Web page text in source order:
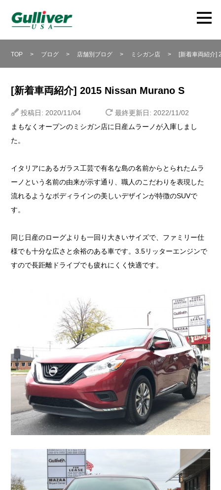
TOP > ブログ > 店舗別ブログ > ミシガン店 > [新着車両紹介]
[新着車両紹介] 2015 Nissan Murano S
投稿日: 2020/11/04
最終更新日: 2022/11/02
まもなくオープンのミシガン店に日産ムラーノが入庫しまし
た。
イタリアにあるガラス工芸で有名な島の名前からとられたムラ
ーノという名前の由来が示す通り、職人のこだわりを表現した
流れるようなボディラインの美しいデザインが特徴のSUVで
す。
同じ日産のローグよりも一回り大きいサイズで、ファミリー仕
様でも十分な広さと余裕のある車です。3.5リッターエンジンで
すので長距離ドライブでも疲れにくく快適です。